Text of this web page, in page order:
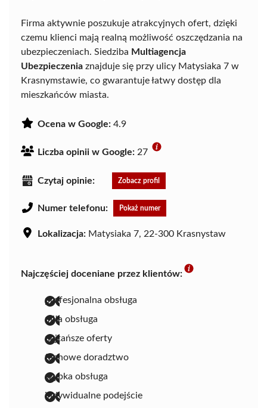
Firma aktywnie poszukuje atrakcyjnych ofert, dzięki
czemu klienci mają realną możliwość oszczędzania na
ubezpieczeniach. Siedziba Multiagencja
Ubezpieczenia znajduje się przy ulicy Matysiaka 7 w
Krasnymstawie, co gwarantuje łatwy dostęp dla
mieszkańców miasta.
Ocena w Google: 4.9
Liczba opinii w Google: 27
Czytaj opinie: Zobacz profil
Numer telefonu: Pokaż numer
Lokalizacja: Matysiaka 7, 22-300 Krasnystaw
Najczęściej doceniane przez klientów:
profesjonalna obsługa
miła obsługa
najtańsze oferty
fachowe doradztwo
szybka obsługa
indywidualne podejście